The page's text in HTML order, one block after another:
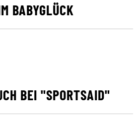
BABYGLÜCK
BEI "SPORTSAID"